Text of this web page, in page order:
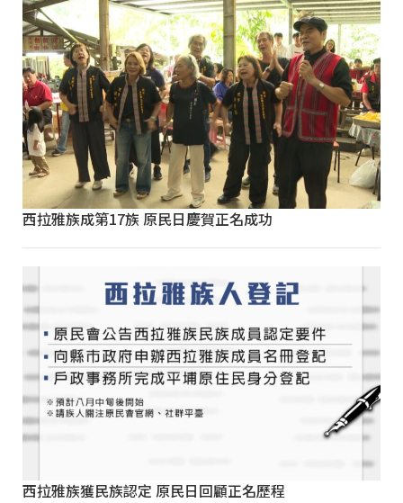
西拉雅族成第17族 原民日慶賀正名成功
西拉雅族獲民族認定 原民日回顧正名歷程